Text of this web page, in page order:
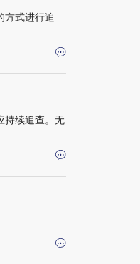
方式进行追
持续追查。无